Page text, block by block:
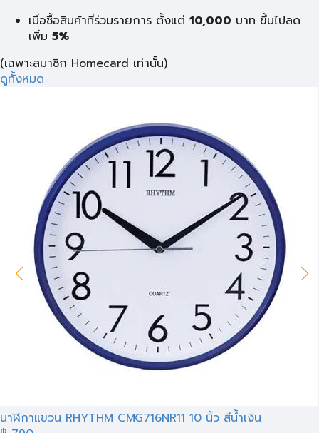
เมื่อซื้อสินค้าที่ร่วมรายการ ตั้งแต่ 10,000 บาท ขึ้นไปลด
เพิ่ม 5%
(เฉพาะสมาชิก Homecard เท่านั้น)
ดูทั้งหมด
นาฬิกาแขวน RHYTHM CMG716NR11 10 นิ้ว สีน้ำเงิน